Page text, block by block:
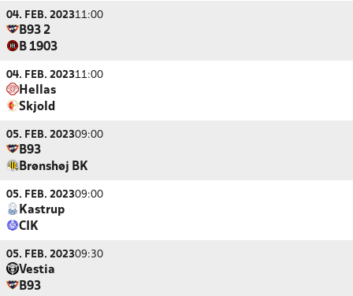
04. FEB. 202311:00
B93 2
B 1903
04. FEB. 202311:00
Hellas
Skjold
05. FEB. 202309:00
B93
Brønshøj BK
05. FEB. 202309:00
Kastrup
CIK
05. FEB. 202309:30
Vestia
B93